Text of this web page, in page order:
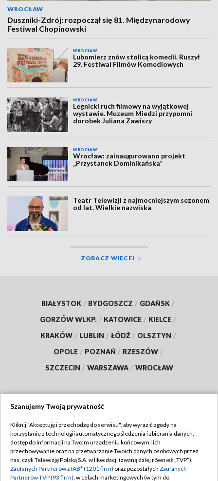
WROCŁAW
Duszniki-Zdrój: rozpoczął się 81. Międzynarodowy
Festiwal Chopinowski
WROCŁAW
Lubomierz znów stolicą komedii. Ruszył
29. Festiwal Filmów Komediowych
WROCŁAW
Legnicki ruch filmowy na wyjątkowej
wystawie. Muzeum Miedzi przypomni
dorobek Juliana Zawiszy
WROCŁAW
Wrocław: zainaugurowano projekt
„Przystanek Dominikańska”
Teatr Telewizji z najmocniejszym sezonem
od lat. Wielkie nazwiska
ZOBACZ WIĘCEJ
BIAŁYSTOK / BYDGOSZCZ / GDAŃSK /
GORZÓW WLKP. / KATOWICE / KIELCE /
KRAKÓW / LUBLIN / ŁÓDŹ / OLSZTYN /
OPOLE / POZNAŃ / RZESZÓW /
SZCZECIN / WARSZAWA / WROCŁAW
TVP
Abonament TVP
Emisja w TVP
Regulamin TVP
Polityka prywatności
Szanujemy Twoją prywatność
Kliknij "Akceptuję i przechodzę do serwisu", aby wyrazić zgody na
korzystanie z technologii automatycznego śledzenia i zbierania danych,
dostęp do informacji na Twoim urządzeniu końcowym i ich
przechowywanie oraz na przetwarzanie Twoich danych osobowych przez
nas, czyli Telewizję Polską S.A. w likwidacji (zwaną dalej również „TVP”),
Zaufanych Partnerów z IAB* (1201 firm) oraz pozostałych Zaufanych
Partnerów TVP (93 firm), w celach marketingowych (w tym do